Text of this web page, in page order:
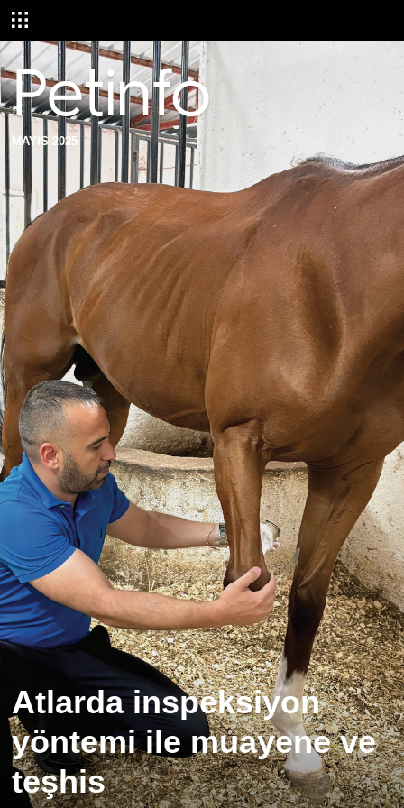
MAYIS 2025
Atlarda inspeksiyon
yöntemi ile muayene ve
teşhis